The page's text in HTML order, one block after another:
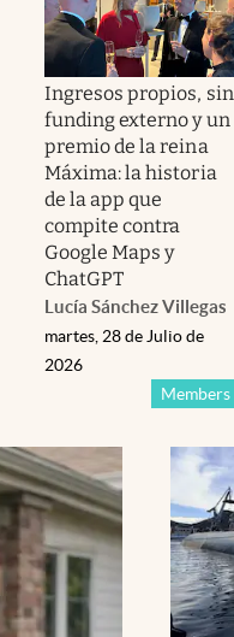
Ingresos propios, sin
funding externo y un
premio de la reina
Máxima: la historia
de la app que
compite contra
Google Maps y
ChatGPT
Lucía Sánchez Villegas
Members
martes, 28 de Julio de
2026